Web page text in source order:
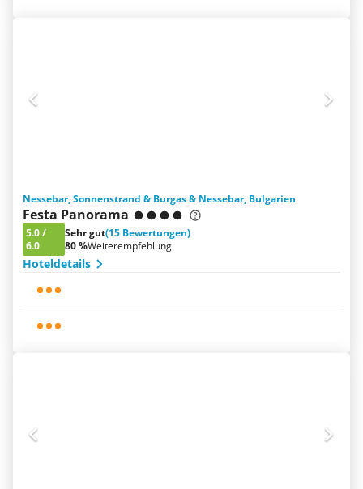
Nessebar, Sonnenstrand & Burgas & Nessebar, Bulgarien
Festa Panorama
5.0/
6.0
Sehr gut(15 Bewertungen)
80 %Weiterempfehlung
Hoteldetails